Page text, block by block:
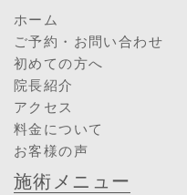
ホーム
ご予約・お問い合わせ
初めての方へ
院長紹介
アクセス
料金について
お客様の声
施術メニュー